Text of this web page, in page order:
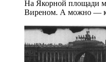
На Якорной площади
Виреном. А можно —